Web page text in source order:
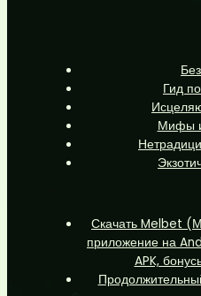
Гид
Мифы
Скачать Melbet
приложение на
APK,